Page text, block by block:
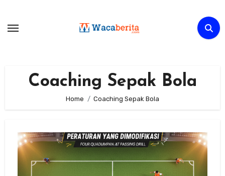
content
Coaching Sepak Bola
Home Coaching Sepak Bola